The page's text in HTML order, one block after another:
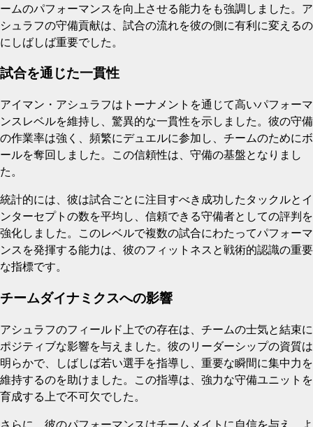
ームのパフォーマンスを向上させる能力をも強調しました。ア
シュラフの守備貢献は、試合の流れを彼の側に有利に変えるの
にしばしば重要でした。
試合を通じた一貫性
アイマン・アシュラフはトーナメントを通じて高いパフォーマ
ンスレベルを維持し、驚異的な一貫性を示しました。彼の守備
の作業率は強く、頻繁にデュエルに参加し、チームのためにボ
ールを奪回しました。この信頼性は、守備の基盤となりまし
た。
統計的には、彼は試合ごとに注目すべき成功したタックルとイ
ンターセプトの数を平均し、信頼できる守備者としての評判を
強化しました。このレベルで複数の試合にわたってパフォーマ
ンスを発揮する能力は、彼のフィットネスと戦術的認識の重要
な指標です。
チームダイナミクスへの影響
アシュラフのフィールド上での存在は、チームの士気と結束に
ポジティブな影響を与えました。彼のリーダーシップの資質は
明らかで、しばしば若い選手を指導し、重要な瞬間に集中力を
維持するのを助けました。この指導は、強力な守備ユニットを
育成する上で不可欠でした。
さらに、彼のパフォーマンスはチームメイトに自信を与え、よ